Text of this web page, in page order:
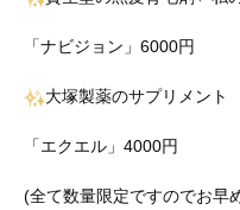
「ナビジョン」6000円
大塚製薬のサプリメント
「エクエル」4000円
(全て数量限定ですのでお早